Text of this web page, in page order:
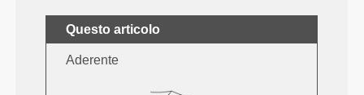
Questo articolo
Aderente